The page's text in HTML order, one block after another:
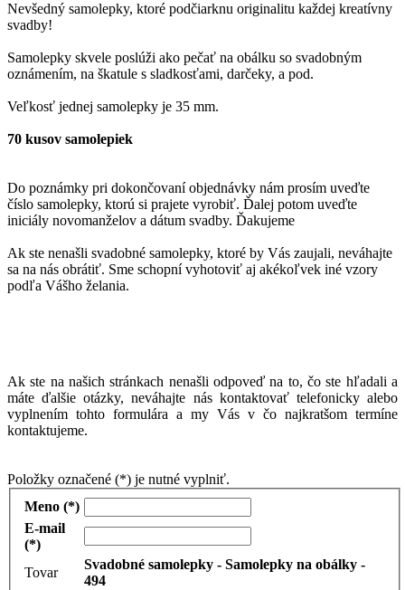
Nevšedný samolepky, ktoré podčiarknu originalitu každej kreatívny
svadby!
Samolepky skvele poslúži ako pečať na obálku so svadobným
oznámením, na škatule s sladkosťami, darčeky, a pod.
Veľkosť jednej samolepky je 35 mm.
70 kusov samolepiek
Do poznámky pri dokončovaní objednávky nám prosím uveďte
číslo samolepky, ktorú si prajete vyrobiť. Ďalej potom uveďte
iniciály novomanželov a dátum svadby. Ďakujeme
Ak ste nenašli svadobné samolepky, ktoré by Vás zaujali, neváhajte
sa na nás obrátiť. Sme schopní vyhotoviť aj akékoľvek iné vzory
podľa Vášho želania.
Ak ste na našich stránkach nenašli odpoveď na to, čo ste hľadali a
máte ďalšie otázky, neváhajte nás kontaktovať telefonicky alebo
vyplnením tohto formulára a my Vás v čo najkratšom termíne
kontaktujeme.
Položky označené (*) je nutné vyplniť.
Meno (*)
E-mail
(*)
Tovar
Svadobné samolepky - Samolepky na obálky -
494